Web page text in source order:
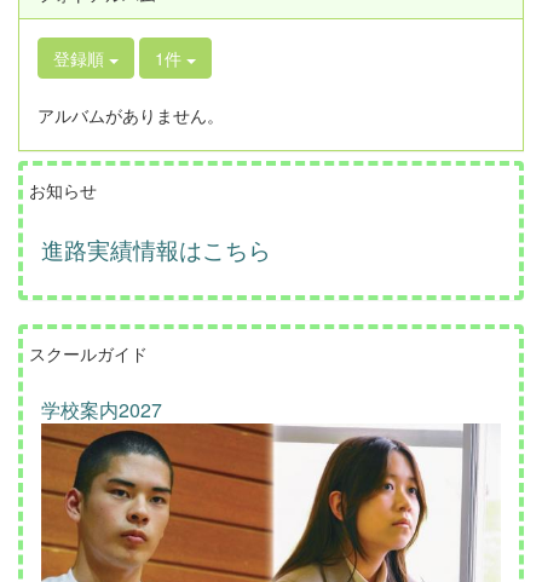
登録順 1件
アルバムがありません。
お知らせ
進路実績情報はこちら
スクールガイド
学校案内2027